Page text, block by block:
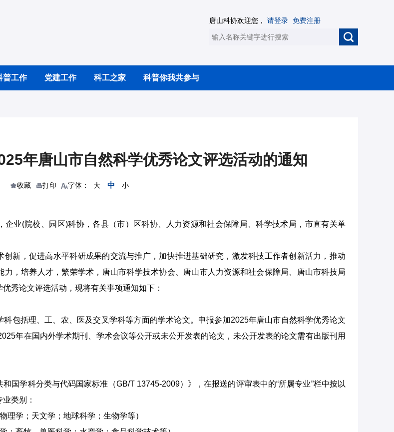
唐山科协欢迎您， 请登录 免费注册
普工作 党建工作 科工之家 科普你我共参与
年唐山市自然科学优秀论文评选活动的通知
收藏 打印 字体： 大 中 小
企业(院校、园区)科协，各县（市）区科协、人力资源和社会保障局、科学技术局，市直有关单
创新，促进高水平科研成果的交流与推广，加快推进基础研究，激发科技工作者创新活力，推动
力，培养人才，繁荣学术，唐山市科学技术协会、唐山市人力资源和社会保障局、唐山市科技局
秀论文评选活动，现将有关事项通知如下：
科包括理、工、农、医及交叉学科等方面的学术论文。申报参加2025年唐山市自然科学优秀论文
年在国内外学术期刊、学术会议等公开或未公开发表的论文，未公开发表的论文需有出版刊用
国学科分类与代码国家标准（GB/T 13745-2009）》，在报送的评审表中的“所属专业”栏中按以
类别：
理学；天文学；地球科学；生物学等）